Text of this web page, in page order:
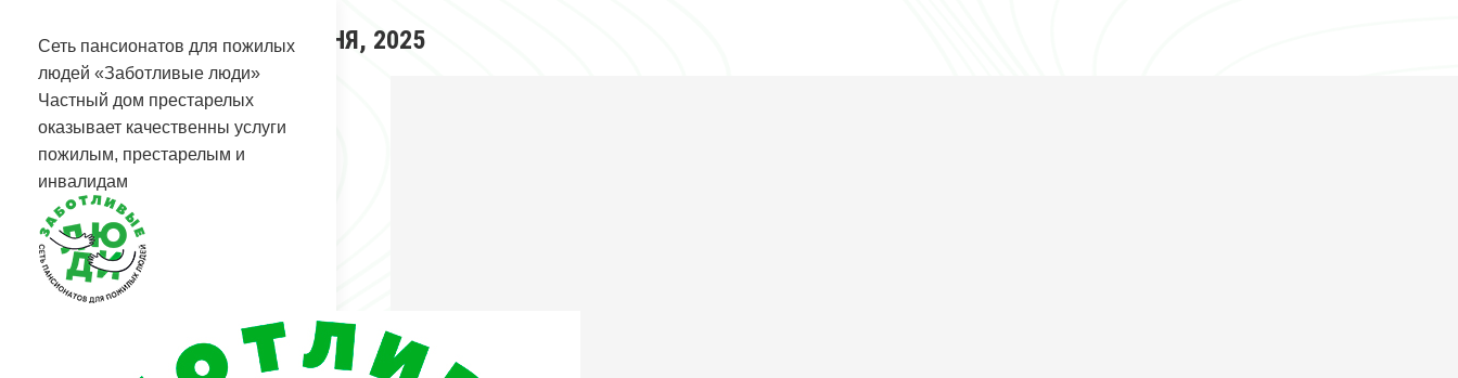
содержанию
Сеть пансионатов для пожилых
людей «Заботливые люди»
Частный дом престарелых
оказывает качественны услуги
пожилым, престарелым и
инвалидам
АРХИВЫ ЗА ДЕНЬ:23 ИЮНЯ, 2025
Вы здесь:
Главная
2025
Июнь